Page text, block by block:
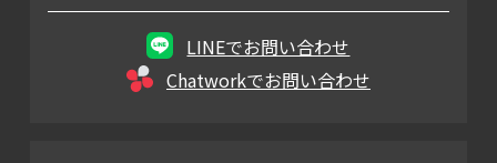
LINEでお問い合わせ
Chatworkでお問い合わせ